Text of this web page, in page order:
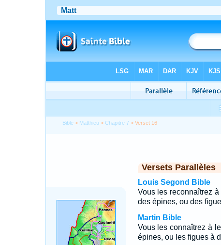
Bible > Matthieu >Chapitre 7 > Verset 16
Versets Parallèles
Louis Segond Bible
Vous les reconnaîtrez
des épines, ou des
Martin Bible
Vous les connaîtrez à
épines, ou les figues à